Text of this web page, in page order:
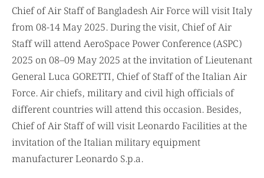
Chief of Air Staff of Bangladesh Air Force will visit Italy
from 08-14 May 2025. During the visit, Chief of Air
Staff will attend AeroSpace Power Conference (ASPC)
2025 on 08–09 May 2025 at the invitation of Lieutenant
General Luca GORETTI, Chief of Staff of the Italian Air
Force. Air chiefs, military and civil high officials of
different countries will attend this occasion. Besides,
Chief of Air Staff of will visit Leonardo Facilities at the
invitation of the Italian military equipment
manufacturer Leonardo S.p.a.